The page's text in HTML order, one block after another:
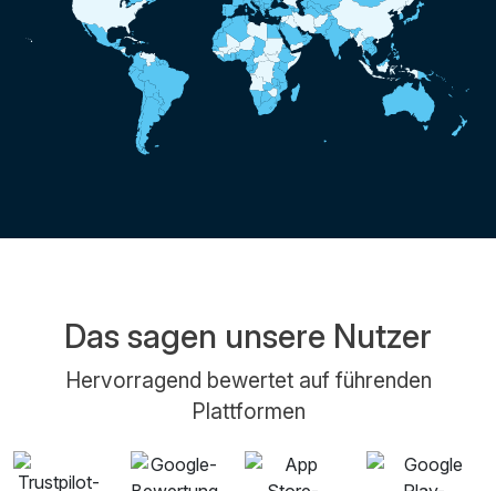
Das sagen unsere Nutzer
Hervorragend bewertet auf führenden
Plattformen